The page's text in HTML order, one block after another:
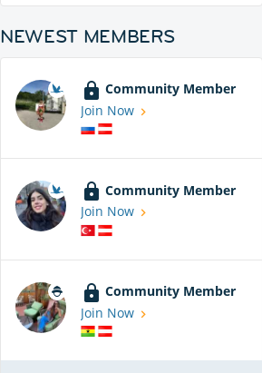
NEWEST MEMBERS
Community Member
Join Now
Community Member
Join Now
Community Member
Join Now